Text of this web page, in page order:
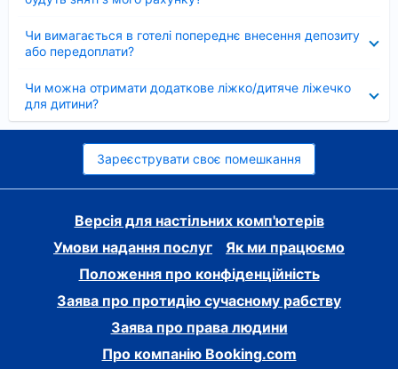
Чи вимагається в готелі попереднє внесення депозиту
або передоплати?
Чи можна отримати додаткове ліжко/дитяче ліжечко
для дитини?
Зареєструвати своє помешкання
Версія для настільних комп'ютерів
Умови надання послуг
Як ми працюємо
Положення про конфіденційність
Заява про протидію сучасному рабству
Заява про права людини
Про компанію Booking.com